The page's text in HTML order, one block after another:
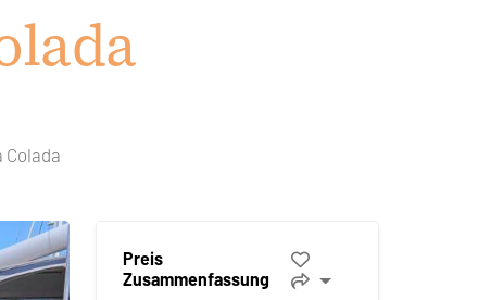
Colada
Preis
Zusammenfassung